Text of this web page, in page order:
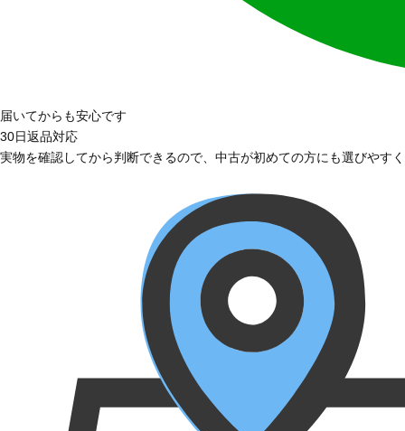
届いてからも安心です
30日返品対応
実物を確認してから判断できるので、中古が初めての方にも選びやす